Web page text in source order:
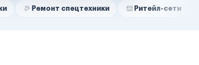
спецтехники Ритейл-сети